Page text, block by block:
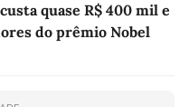
quase R$ 400 mil e
do prêmio Nobel